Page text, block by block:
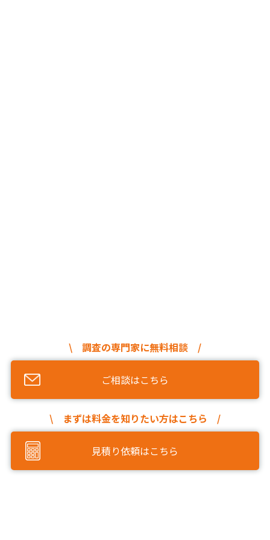
\ 調査の専門家に無料相談 /
ご相談はこちら
\ まずは料金を知りたい方はこちら /
見積り依頼はこちら